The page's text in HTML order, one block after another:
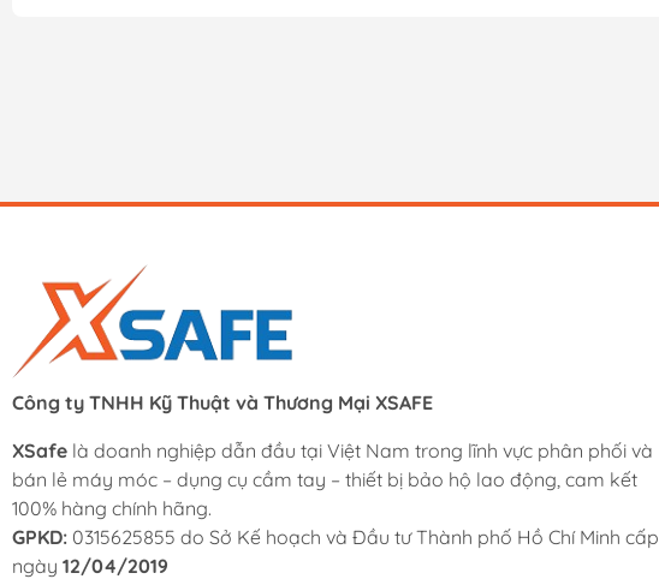
Công ty TNHH Kỹ Thuật và Thương Mại XSAFE
XSafe là doanh nghiệp dẫn đầu tại Việt Nam trong lĩnh vực phân phối và
bán lẻ máy móc – dụng cụ cầm tay – thiết bị bảo hộ lao động, cam kết
100% hàng chính hãng.
GPKD: 0315625855 do Sở Kế hoạch và Đầu tư Thành phố Hồ Chí Minh cấp
ngày 12/04/2019